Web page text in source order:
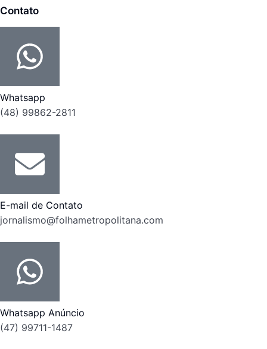
Contato
Whatsapp
(48) 99862-2811
E-mail de Contato
jornalismo@folhametropolitana.com
Whatsapp Anúncio
(47) 99711-1487